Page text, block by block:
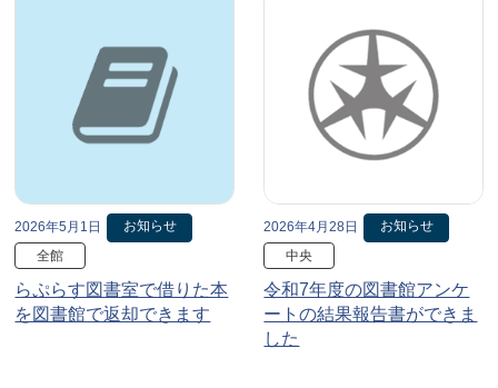
2026年5月1日
お知らせ
全館
らぷらす図書室で借りた本
を図書館で返却できます
2026年4月28日
お知らせ
中央
令和7年度の図書館アンケ
ートの結果報告書ができま
した